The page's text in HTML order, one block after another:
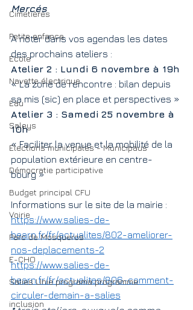
Cimetières
Petite enfance
Ecole
Navette électrique
Eau
Saleys
Elections municipales - Municipaus
Démocratie participative
Budget principal CFU
Voirie
Parc de Mosqueros
E-CHO
Salies Unie programa programme
inclusion
Mercés
A noter dans vos agendas les dates
des prochains ateliers :
Atelier 2 : Lundi 6 novembre à 19h
« La zone de rencontre : bilan depuis
sa mis (sic) en place et perspectives »
Atelier 3 : Samedi 25 novembre à
10h
« Faciliter la venue et la mobilité de la
population extérieure en centre-
bourg »
Informations sur le site de la mairie :
https://www.salies-de-
bearn.fr/fr/actualites/802-ameliorer-
nos-deplacements-2
https://www.salies-de-
bearn.fr/fr/actualites/806-comment-
circuler-demain-a-salies